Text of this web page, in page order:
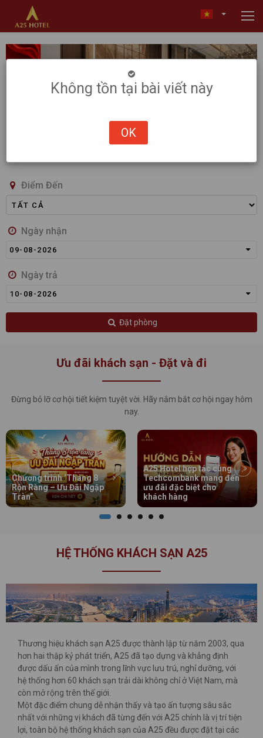
Điểm Đến
Ngày nhận
09-08-2026
Ngày trả
10-08-2026
Đặt phòng
Ưu đãi khách sạn - Đặt và đi
Đừng bỏ lỡ cơ hội tiết kiệm tuyệt vời. Hãy nắm bắt cơ hội ngay hôm
nay.
Chương trình ‘Tháng 8
Rộn Ràng – Ưu Đãi Ngập
Tràn”
A25 Hotel hợp tác cùng
Techcombank mang đến
ưu đãi đặc biệt cho
khách hàng
HỆ THỐNG KHÁCH SẠN A25
Thương hiệu khách sạn A25 được thành lập từ năm 2003, qua
hơn hai thập kỷ phát triển, A25 đã tạo dựng và khẳng định
được dấu ấn của mình trong lĩnh vực lưu trú, nghỉ dưỡng, với
hệ thống hơn 60 khách sạn trải dài không chỉ ở Việt Nam, mà
còn mở rộng trên thế giới.
Một đặc điểm chung dễ nhận thấy và tạo ấn tượng sâu sắc
nhất với những vị khách đã từng đến với A25 chính là vị trí tiện
lợi, toàn bộ hệ thống khách sạn của A25 đều được đặt tại các
Không tồn tại bài viết này
OK